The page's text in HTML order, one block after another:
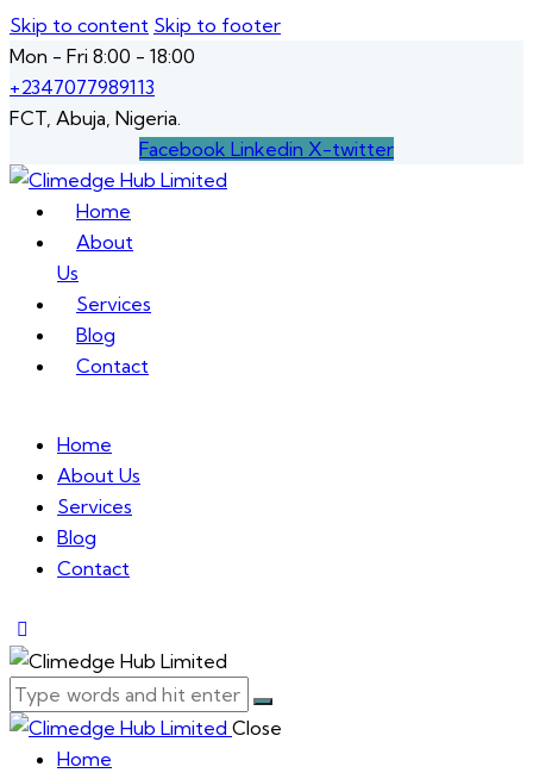
Skip to content Skip to footer
Mon - Fri 8:00 - 18:00
+2347077989113
FCT, Abuja, Nigeria.
Facebook Linkedin X-twitter
Home
About
Us
Services
Blog
Contact
Home
About Us
Services
Blog
Contact
Close
Home